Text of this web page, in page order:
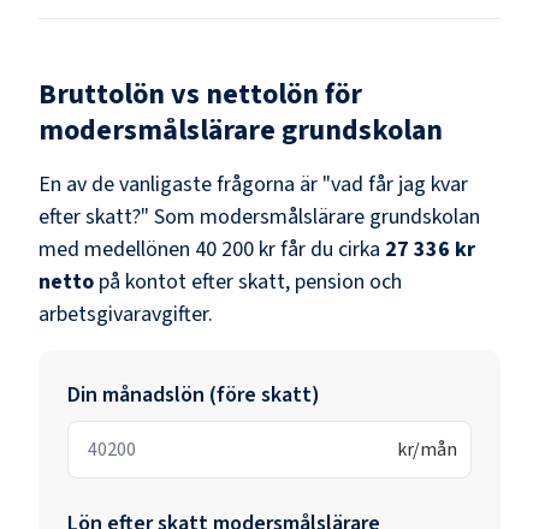
Bruttolön vs nettolön för
modersmålslärare grundskolan
En av de vanligaste frågorna är "vad får jag kvar
efter skatt?" Som modersmålslärare grundskolan
med medellönen 40 200 krfår du cirka 27 336 kr
netto på kontot efter skatt, pension och
arbetsgivaravgifter.
Din månadslön (före skatt)
kr/mån
Lön efter skatt modersmålslärare